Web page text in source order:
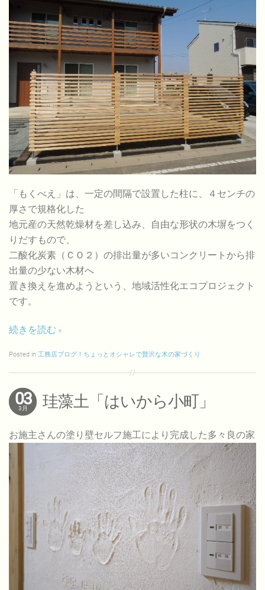
「もくべえ」は、一定の間隔で設置した柱に、４センチの
厚さで規格化した
地元産の天然乾燥材を差し込み、自由な形状の木塀をつく
りだすもので、
二酸化炭素（ＣＯ２）の排出量が多いコンクリートから排
出量の少ない木材へ
置き換えを進めようという、地域活性化エコプロジェクト
です。
続きを読む
Posted in 工務店ブログ！ちょっとオシャレで贅沢な木の家づくり
03
3月 珪藻土「はいから小町」
お施主さんの塗り壁セルフ施工により完成した多々良の家